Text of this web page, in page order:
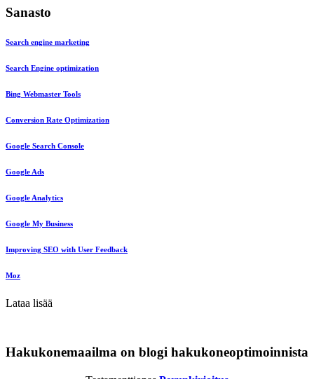
Sanasto
Search engine marketing
Search Engine optimization
Bing Webmaster Tools
Conversion Rate Optimization
Google Search Console
Google Ads
Google Analytics
Google My Business
Improving SEO with User Feedback
Moz
Lataa lisää
Hakukonemaailma on blogi hakukoneoptimoinnista